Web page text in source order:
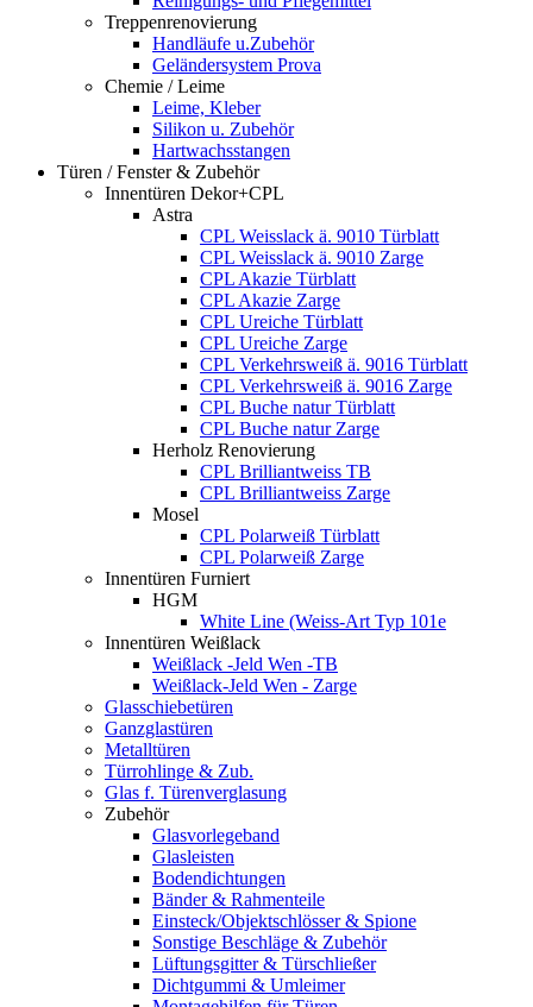
Treppenrenovierung
Handläufe u.Zubehör
Geländersystem Prova
Chemie / Leime
Leime, Kleber
Silikon u. Zubehör
Hartwachsstangen
Türen / Fenster & Zubehör
Innentüren Dekor+CPL
Astra
CPL Weisslack ä. 9010 Türblatt
CPL Weisslack ä. 9010 Zarge
CPL Akazie Türblatt
CPL Akazie Zarge
CPL Ureiche Türblatt
CPL Ureiche Zarge
CPL Verkehrsweiß ä. 9016 Türblatt
CPL Verkehrsweiß ä. 9016 Zarge
CPL Buche natur Türblatt
CPL Buche natur Zarge
Herholz Renovierung
CPL Brilliantweiss TB
CPL Brilliantweiss Zarge
Mosel
CPL Polarweiß Türblatt
CPL Polarweiß Zarge
Innentüren Furniert
HGM
White Line (Weiss-Art Typ 101e
Innentüren Weißlack
Weißlack -Jeld Wen -TB
Weißlack-Jeld Wen - Zarge
Glasschiebetüren
Ganzglastüren
Metalltüren
Türrohlinge & Zub.
Glas f. Türenverglasung
Zubehör
Glasvorlegeband
Glasleisten
Bodendichtungen
Bänder & Rahmenteile
Einsteck/Objektschlösser & Spione
Sonstige Beschläge & Zubehör
Lüftungsgitter & Türschließer
Dichtgummi & Umleimer